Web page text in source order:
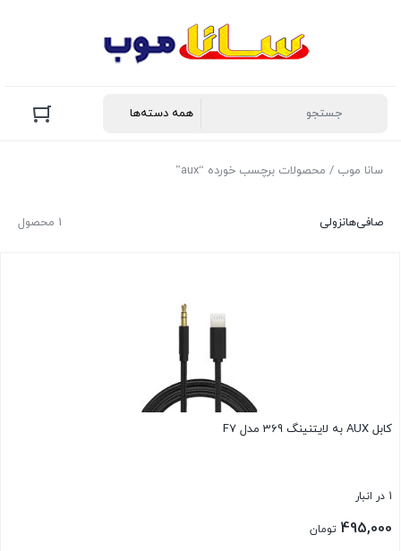
سانا موب / محصولات برچسب خورده “aux”
1 محصول صافی‌هانزولی
کابل AUX به لایتنینگ 369 مدل F7
1 در انبار
495,000 تومان